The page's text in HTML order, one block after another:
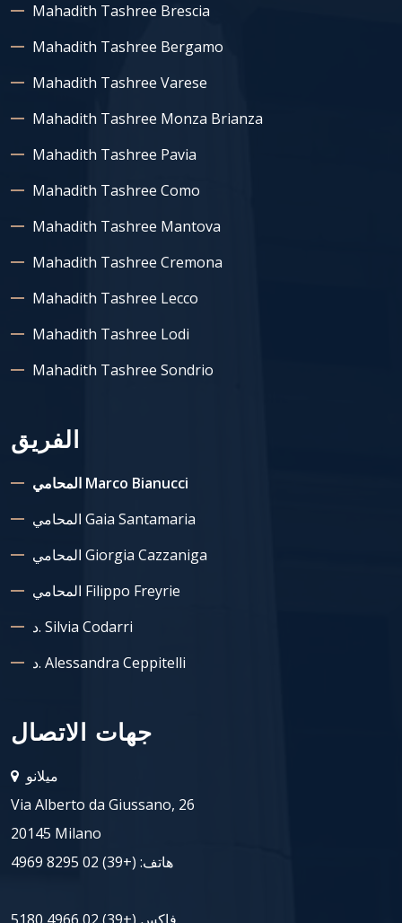
Mahadith Tashree Brescia
Mahadith Tashree Bergamo
Mahadith Tashree Varese
Mahadith Tashree Monza Brianza
Mahadith Tashree Pavia
Mahadith Tashree Como
Mahadith Tashree Mantova
Mahadith Tashree Cremona
Mahadith Tashree Lecco
Mahadith Tashree Lodi
Mahadith Tashree Sondrio
الفريق
المحامي Marco Bianucci
المحامي Gaia Santamaria
المحامي Giorgia Cazzaniga
المحامي Filippo Freyrie
د. Silvia Codarri
د. Alessandra Ceppitelli
جهات الاتصال
ميلانو
Via Alberto da Giussano, 26
20145 Milano
هاتف: (+39) 02 8295 4969